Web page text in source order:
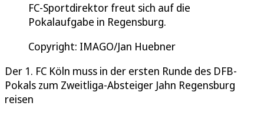
FC-Sportdirektor freut sich auf die
Pokalaufgabe in Regensburg.
Copyright: IMAGO/Jan Huebner
Der 1. FC Köln muss in der ersten Runde des DFB-
Pokals zum Zweitliga-Absteiger Jahn Regensburg
reisen